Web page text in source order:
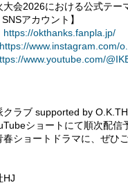
会2026における公式テー
アカウント】
https://okthanks.fanpla.jp/
https://www.instagram.com/
www.youtube.com/
クラブ supported by
ショートにて順次配
ショートドラマに、ぜひ
HJ